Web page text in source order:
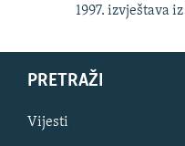
1997. izvještava
PRETRAŽI
Vijesti